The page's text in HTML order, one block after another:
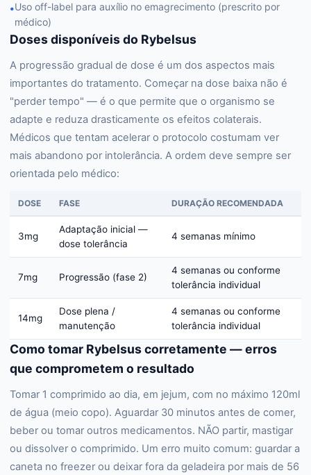
•Uso off-label para auxílio no emagrecimento (prescrito por
médico)
Doses disponíveis do Rybelsus
A progressão gradual de dose é um dos aspectos mais
importantes do tratamento. Começar na dose baixa não é
"perder tempo" — é o que permite que o organismo se
adapte e reduza drasticamente os efeitos colaterais.
Médicos que tentam acelerar o protocolo costumam ver
mais abandono por intolerância. A ordem deve sempre ser
orientada pelo médico:
DOSE FASE DURAÇÃO RECOMENDADA
3mg
Adaptação inicial —
dose tolerância
4 semanas mínimo
7mg Progressão (fase 2)
4 semanas ou conforme
tolerância individual
14mg
Dose plena /
manutenção
4 semanas ou conforme
tolerância individual
Como tomar Rybelsus corretamente — erros
que comprometem o resultado
Tomar 1 comprimido ao dia, em jejum, com no máximo 120ml
de água (meio copo). Aguardar 30 minutos antes de comer,
beber ou tomar outros medicamentos. NÃO partir, mastigar
ou dissolver o comprimido. Um erro muito comum: guardar a
caneta no freezer ou deixar fora da geladeira por mais de 56